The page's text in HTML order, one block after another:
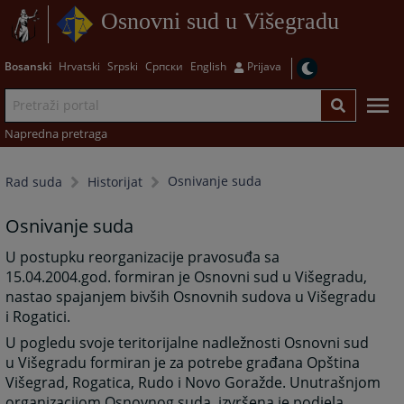
Osnovni sud u Višegradu
Bosanski Hrvatski Srpski Српски English Prijava
Napredna pretraga
Rad suda Historijat Osnivanje suda
Osnivanje suda
U postupku reorganizacije pravosuđa sa
15.04.2004.god. formiran je Osnovni sud u Višegradu,
nastao spajanjem bivših Osnovnih sudova u Višegradu
i Rogatici.
U pogledu svoje teritorijalne nadležnosti Osnovni sud
u Višegradu formiran je za potrebe građana Opština
Višegrad, Rogatica, Rudo i Novo Goražde. Unutrašnjom